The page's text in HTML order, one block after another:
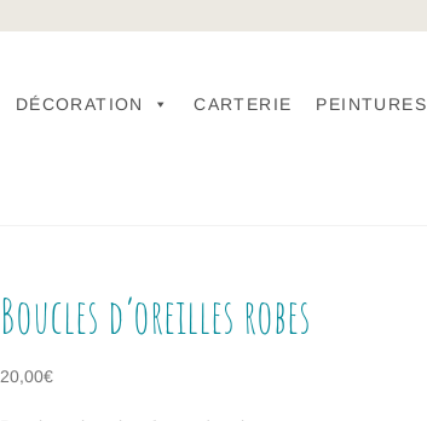
DÉCORATION CARTERIE PEINTURES
Boucles d’oreilles robes
20,00€